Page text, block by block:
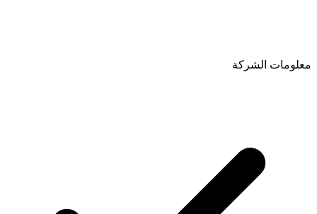
معلومات الشركة